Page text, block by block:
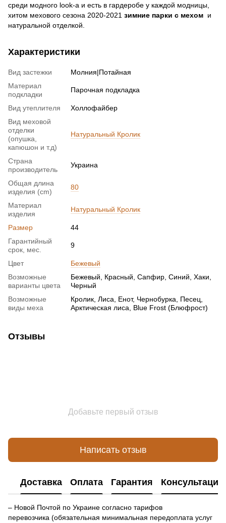
среди модного look-а и есть в гардеробе у каждой модницы,
хитом мехового сезона 2020-2021 зимние парки с мехом и
натуральной отделкой.
Характеристики
Вид застежки
Молния|Потайная
Материал
подкладки
Парочная подкладка
Вид утеплителя
Холлофайбер
Вид меховой
отделки
(опушка,
капюшон и т.д)
Натуральный Кролик
Страна
производитель
Украина
Общая длина
изделия (cm)
80
Материал
изделия
Натуральный Кролик
Размер
44
Гарантийный
срок, мес.
9
Цвет
Бежевый
Возможные
варианты цвета
Бежевый, Красный, Сапфир, Синий, Хаки,
Черный
Возможные
виды меха
Кролик, Лиса, Енот, Чернобурка, Песец,
Арктическая лиса, Blue Frost (Блюфрост)
Отзывы
Добавьте первый отзыв
Написать отзыв
Доставка Оплата Гарантия Консультация
– Новой Почтой по Украине согласно тарифов
перевозчика (обязательная минимальная передоплата услуг